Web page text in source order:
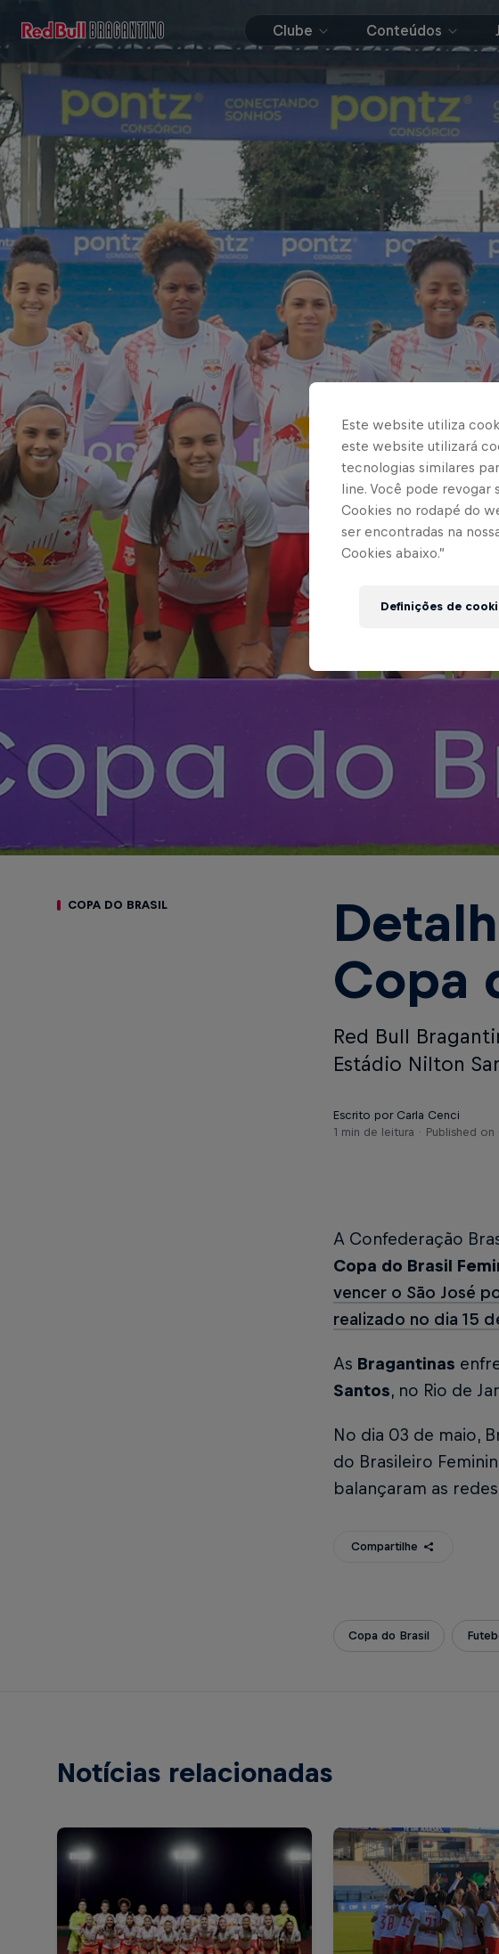
Clube Conteúdos
COPA DO BRASIL
Copa
Red Bull
Estádio Nilton
Escrito por Carla Cenci
1 min de leitura
Published on
A Confederação
Copa do Brasil
vencer o São José
realizado no dia 15
As Bragantinas
Santos, no Rio de
No dia 03 de maio,
do Brasileiro
balançaram as
Compartilhe
Copa do Brasil
Notícias relacionadas
Este website utiliza
este website utilizará
tecnologias similares
line. Você pode revogar
Cookies no rodapé do
ser encontradas na
Cookies abaixo.”
Definições de